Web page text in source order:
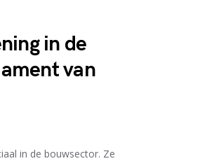
in de
van
in de bouwsector. Ze